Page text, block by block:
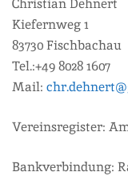
Christian Dehnert
Kiefernweg 1
83730 Fischbachau
Tel.:+49 8028 1607
Mail:
Vereinsregister:
Bankverbindung: